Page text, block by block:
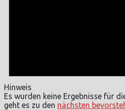
Hinweis
Es wurden keine Ergebnisse für
geht es zu den nächsten